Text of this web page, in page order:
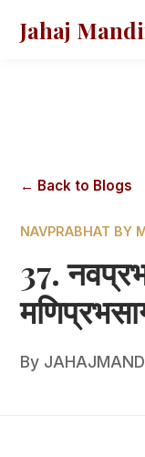
Jahaj
← Back to Blogs
NAVPRABHAT BY
37.
By